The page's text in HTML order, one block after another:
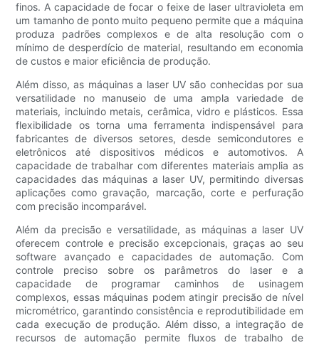
finos. A capacidade de focar o feixe de laser ultravioleta em
um tamanho de ponto muito pequeno permite que a máquina
produza padrões complexos e de alta resolução com o
mínimo de desperdício de material, resultando em economia
de custos e maior eficiência de produção.
Além disso, as máquinas a laser UV são conhecidas por sua
versatilidade no manuseio de uma ampla variedade de
materiais, incluindo metais, cerâmica, vidro e plásticos. Essa
flexibilidade os torna uma ferramenta indispensável para
fabricantes de diversos setores, desde semicondutores e
eletrônicos até dispositivos médicos e automotivos. A
capacidade de trabalhar com diferentes materiais amplia as
capacidades das máquinas a laser UV, permitindo diversas
aplicações como gravação, marcação, corte e perfuração
com precisão incomparável.
Além da precisão e versatilidade, as máquinas a laser UV
oferecem controle e precisão excepcionais, graças ao seu
software avançado e capacidades de automação. Com
controle preciso sobre os parâmetros do laser e a
capacidade de programar caminhos de usinagem
complexos, essas máquinas podem atingir precisão de nível
micrométrico, garantindo consistência e reprodutibilidade em
cada execução de produção. Além disso, a integração de
recursos de automação permite fluxos de trabalho de